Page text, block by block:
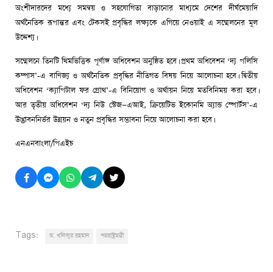
অংশীদারদের মধ্যে সমন্বয় ও সহযোগিতা বাড়ানোর মাধ্যমে দেশের দীর্ঘমেয়াদি
অর্থনৈতিক রূপান্তর এবং টেকসই প্রবৃদ্ধির লক্ষ্যকে এগিয়ে নেওয়াই এ সম্মেলনের মূল
উদ্দেশ্য।
সম্মেলনে তিনটি থিমভিত্তিক পূর্ণাঙ্গ অধিবেশন অনুষ্ঠিত হবে। প্রথম অধিবেশন ‘দ্য পলিসি
কম্পাস’-এ বাণিজ্য ও অর্থনৈতিক প্রবৃদ্ধির নীতিগত বিষয় নিয়ে আলোচনা হবে। দ্বিতীয়
অধিবেশন ‘ক্যাপিটাল ফর গ্রোথ’-এ বিনিয়োগ ও অর্থায়ন নিয়ে মতবিনিময় করা হবে।
আর তৃতীয় অধিবেশন ‘দ্য নিউ স্টেজ—এআই, ক্রিয়েটিভ ইকোনমি অ্যান্ড স্পোর্টস’-এ
উদ্ভাবননির্ভর উন্নয়ন ও নতুন প্রবৃদ্ধির সম্ভাবনা নিয়ে আলোচনা করা হবে।
এনএনবাংলা/পিএইচ
Tags: ড. খলিলুর রহমান পররাষ্ট্রমন্ত্রী